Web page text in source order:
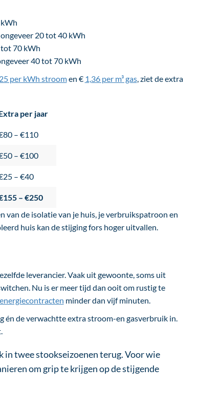
20 tot 40 kWh
70 kWh
40 tot 70 kWh
per kWh stroomen € 1,36 per m³ gas, ziet de extra
per jaar
– €110
– €100
– €40
– €250
van de isolatie van je huis, je verbruikspatroon en
huis kan de stijging fors hoger uitvallen.
leverancier. Vaak uit gewoonte, soms uit
Nu is er meer tijd dan ooit om rustig te
minder dan vijf minuten.
én de verwachtte extra stroom-en gasverbruik in.
in twee stookseizoenen terug. Voor wie
om grip te krijgen op de stijgende